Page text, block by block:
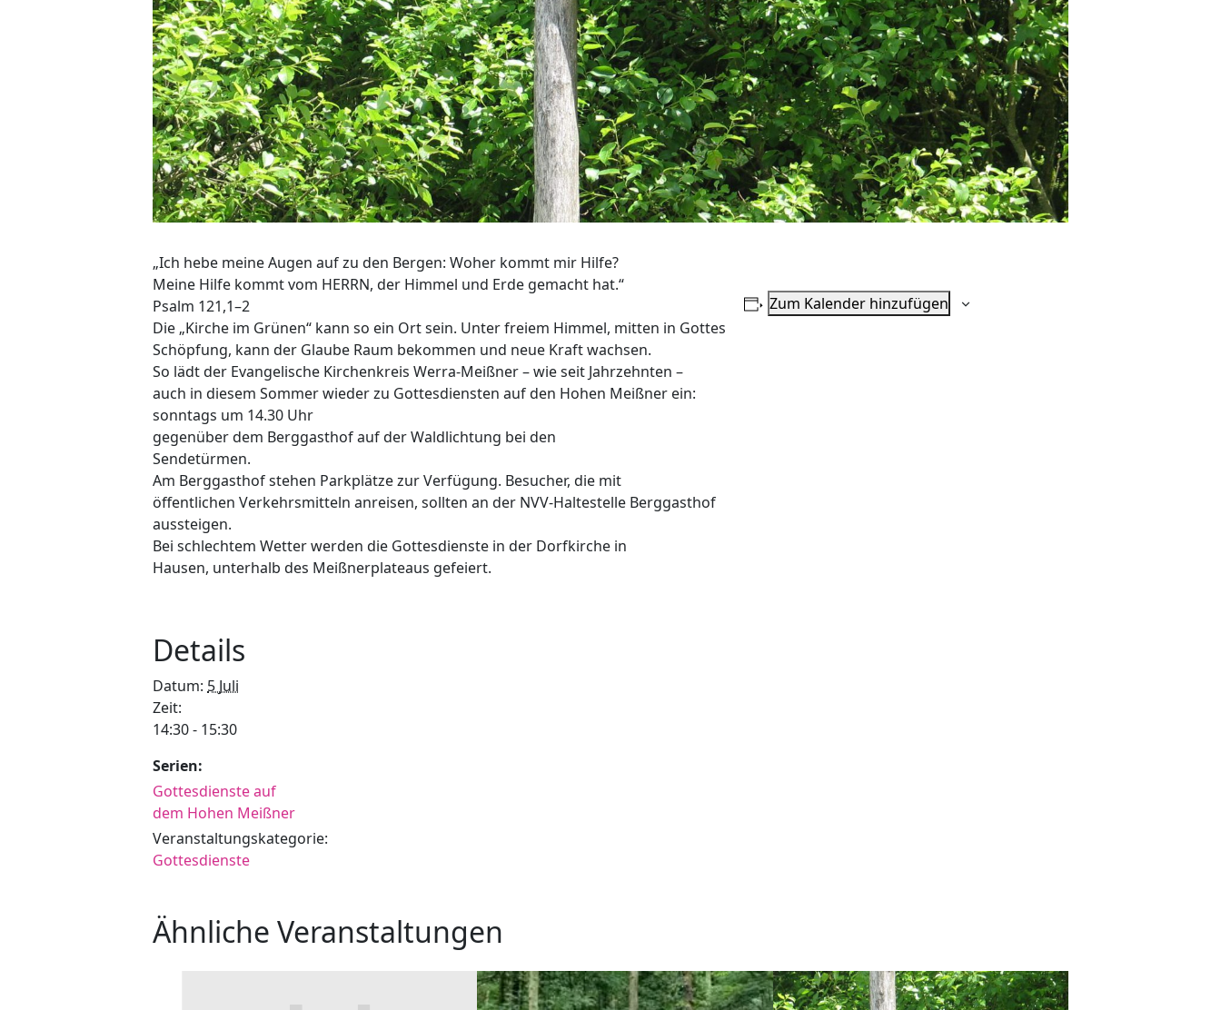
„Ich hebe meine Augen auf zu den Bergen: Woher kommt mir Hilfe?
Meine Hilfe kommt vom HERRN, der Himmel und Erde gemacht hat.“
Psalm 121,1–2
Die „Kirche im Grünen“ kann so ein Ort sein. Unter freiem Himmel, mitten in Gottes
Schöpfung, kann der Glaube Raum bekommen und neue Kraft wachsen.
So lädt der Evangelische Kirchenkreis Werra-Meißner – wie seit Jahrzehnten –
auch in diesem Sommer wieder zu Gottesdiensten auf den Hohen Meißner ein:
sonntags um 14.30 Uhr
gegenüber dem Berggasthof auf der Waldlichtung bei den
Sendetürmen.
Am Berggasthof stehen Parkplätze zur Verfügung. Besucher, die mit
öffentlichen Verkehrsmitteln anreisen, sollten an der NVV-Haltestelle Berggasthof
aussteigen.
Bei schlechtem Wetter werden die Gottesdienste in der Dorfkirche in
Hausen, unterhalb des Meißnerplateaus gefeiert.
Zum Kalender hinzufügen
Details
Datum: 5 Juli
Zeit:
14:30 - 15:30
Serien:
Gottesdienste auf
dem Hohen Meißner
Veranstaltungskategorie:
Gottesdienste
Ähnliche Veranstaltungen